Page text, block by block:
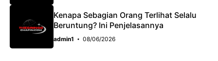
Kenapa Sebagian Orang Terlihat Selalu
Beruntung? Ini Penjelasannya
admin1 08/06/2026